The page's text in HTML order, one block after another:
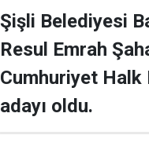
Şişli Belediyesi
Resul Emrah
Cumhuriyet Halk
adayı oldu.